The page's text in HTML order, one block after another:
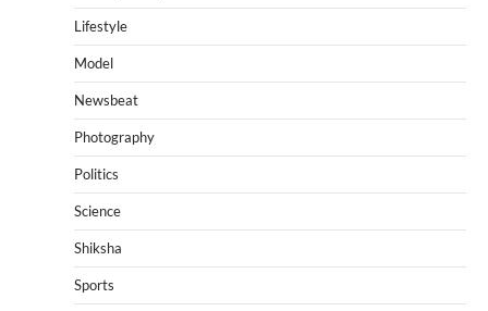
Lifestyle
Model
Newsbeat
Photography
Politics
Science
Shiksha
Sports